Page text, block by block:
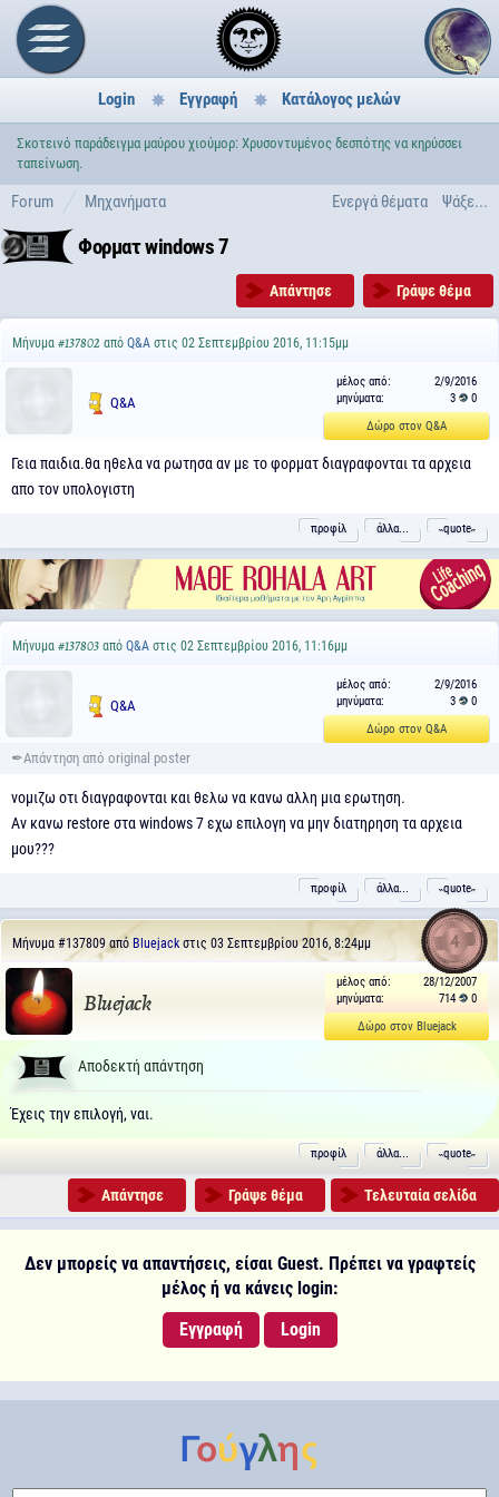
Login Εγγραφή Κατάλογος μελών
Σκοτεινό παράδειγμα μαύρου χιούμορ: Χρυσοντυμένος δεσπότης να κηρύσσει
ταπείνωση.
Ενεργά θέματα Ψάξε...
Forum Μηχανήματα
Φορματ windows 7
Απάντησε Γράψε θέμα
Μήνυμα #137802 από Q&A στις 02 Σεπτεμβρίου 2016, 11:15μμ
Q&A
μέλος από:
2/9/2016
μηνύματα:
3
0
Δώρο στον Q&A
Γεια παιδια.θα ηθελα να ρωτησα αν με το φορματ διαγραφονται τα αρχεια
απο τον υπολογιστη
προφίλ άλλα... ˵quote˶
Μήνυμα #137803 από Q&A στις 02 Σεπτεμβρίου 2016, 11:16μμ
Q&A
μέλος από:
2/9/2016
μηνύματα:
3
0
Δώρο στον Q&A
νομιζω οτι διαγραφονται και θελω να κανω αλλη μια ερωτηση.
Αν κανω restore στα windows 7 εχω επιλογη να μην διατηρηση τα αρχεια
μου???
προφίλ άλλα... ˵quote˶
4
Μήνυμα #137809 από Bluejack στις 03 Σεπτεμβρίου 2016, 8:24μμ
Bluejack
μέλος από:
28/12/2007
μηνύματα:
714
0
Δώρο στον Bluejack
Αποδεκτή απάντηση
Έχεις την επιλογή, ναι.
προφίλ άλλα... ˵quote˶
Απάντησε Γράψε θέμα Τελευταία σελίδα
Δεν μπορείς να απαντήσεις, είσαι Guest. Πρέπει να γραφτείς
μέλος ή να κάνεις login:
Εγγραφή
Login